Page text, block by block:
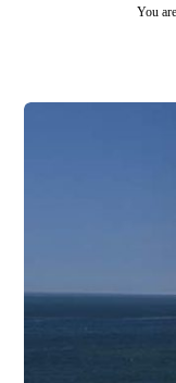
You